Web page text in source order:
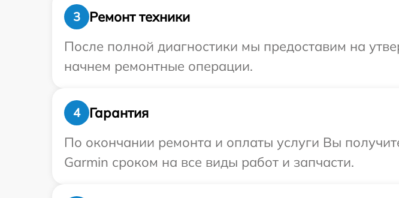
3
Ремонт техники
После полной диагностики мы предоставим на
начнем ремонтные операции.
4
Гарантия
По окончании ремонта и оплаты услуги Вы
Garmin сроком на все виды работ и запчасти.